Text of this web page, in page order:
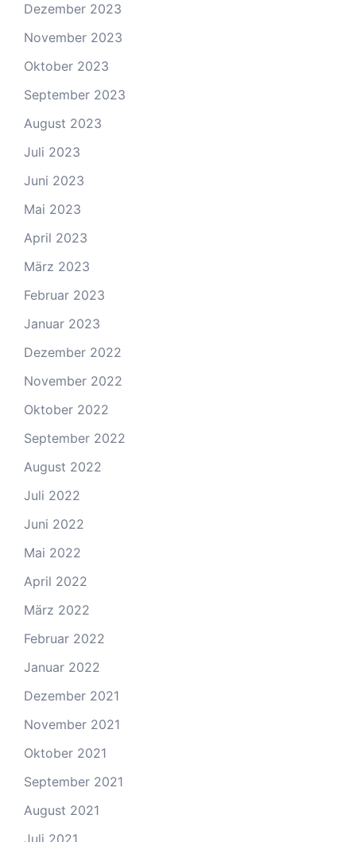
Dezember 2023
November 2023
Oktober 2023
September 2023
August 2023
Juli 2023
Juni 2023
Mai 2023
April 2023
März 2023
Februar 2023
Januar 2023
Dezember 2022
November 2022
Oktober 2022
September 2022
August 2022
Juli 2022
Juni 2022
Mai 2022
April 2022
März 2022
Februar 2022
Januar 2022
Dezember 2021
November 2021
Oktober 2021
September 2021
August 2021